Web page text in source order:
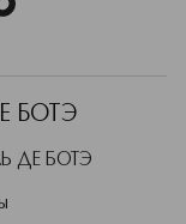
БОТЭ
ДЕ БОТЭ